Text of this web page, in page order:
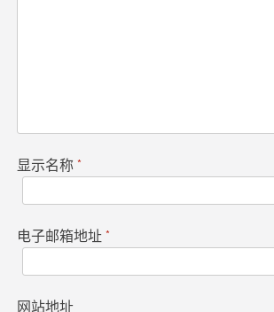
显示名称 *
电子邮箱地址 *
网站地址